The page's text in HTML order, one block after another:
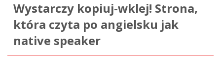
Wystarczy kopiuj-wklej! Strona,
która czyta po angielsku jak
native speaker